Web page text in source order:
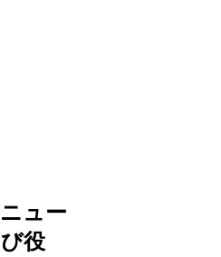
ュー
役